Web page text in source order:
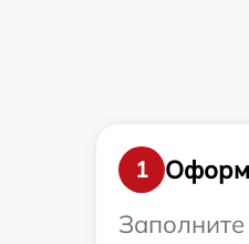
1